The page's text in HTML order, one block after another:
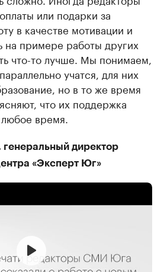
или подарки за
в качестве мотивации и
на примере работы других
что-то лучше. Мы понимаем,
учатся, для них
но в то же время
что их поддержка
время.
генеральный директор
«Эксперт Юг»